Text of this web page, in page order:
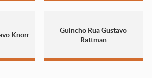
Knorr
Guincho Rua Gustavo
Rattman